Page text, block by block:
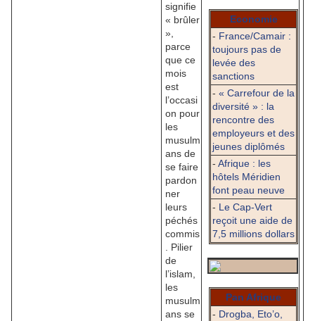
Economie
- France/Camair :
toujours pas de
levée des
sanctions
- « Carrefour de la
diversité » : la
rencontre des
employeurs et des
jeunes diplômés
- Afrique : les
hôtels Méridien
font peau neuve
- Le Cap-Vert
reçoit une aide de
7,5 millions dollars
Pan Afrique
- Drogba, Eto’o,
signifie
« brûler
»,
parce
que ce
mois
est
l’occasi
on pour
les
musulm
ans de
se faire
pardon
ner
leurs
péchés
commis
. Pilier
de
l’islam,
les
musulm
ans se